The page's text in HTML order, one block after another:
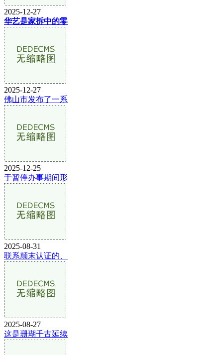
2025-12-27
华艺是家拆中的零
2025-12-27
佛山市发布了一系
2025-12-25
于暂停办事期间形
2025-08-31
联系颠末认证的、
2025-08-27
这是珊瑚千古延续